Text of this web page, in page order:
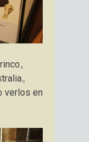
。
。
verlos en